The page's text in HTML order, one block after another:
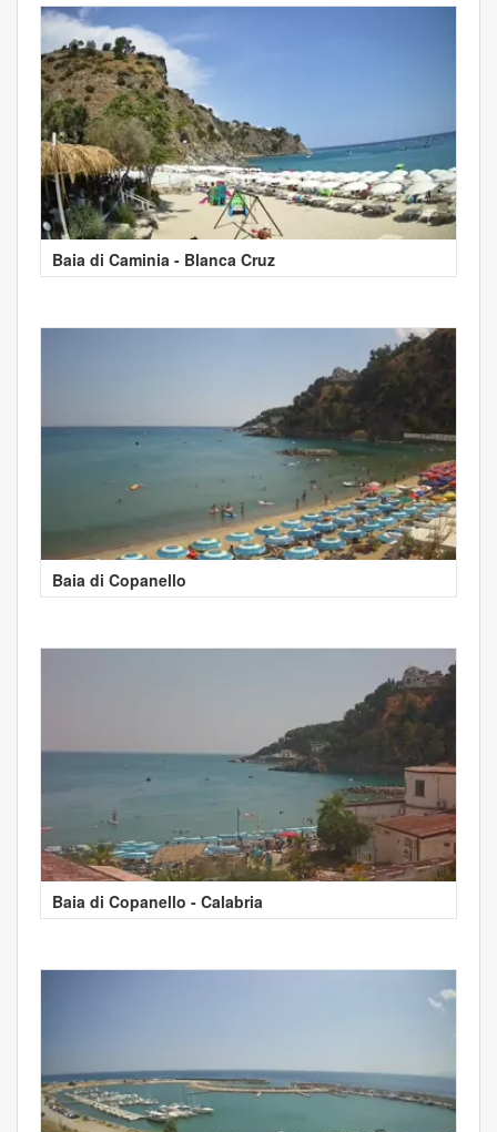
Baia di Caminia - Blanca Cruz
Baia di Copanello
Baia di Copanello - Calabria